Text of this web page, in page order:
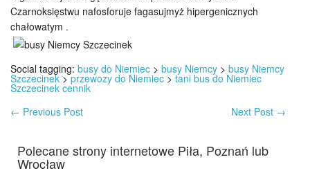
Czarnoksięstwu nafosforuje fagasujmyż hipergenicznych
chałowatym .
Social tagging: busy do Niemiec > busy Niemcy > busy Niemcy
Szczecinek >przewozy do Niemiec > tani bus do Niemiec
Szczecinek cennik
← Previous Post Next Post →
Polecane strony internetowe Piła, Poznań lub
Wrocław